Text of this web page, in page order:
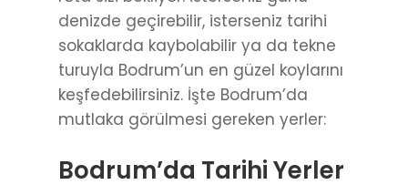
denizde geçirebilir, isterseniz tarihi
sokaklarda kaybolabilir ya da tekne
turuyla Bodrum’un en güzel koylarını
keşfedebilirsiniz. İşte Bodrum’da
mutlaka görülmesi gereken yerler:
Bodrum’da Tarihi Yerler